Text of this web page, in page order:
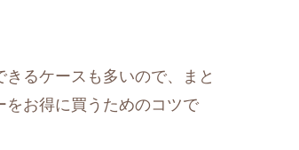
るケースも多いので、まと
お得に買うためのコツで